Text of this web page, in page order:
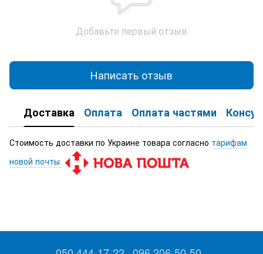
Добавьте первый отзыв
Написать отзыв
Доставка Оплата Оплата частями
Стоимость доставки по Украине товара согласно тарифам
новой почты